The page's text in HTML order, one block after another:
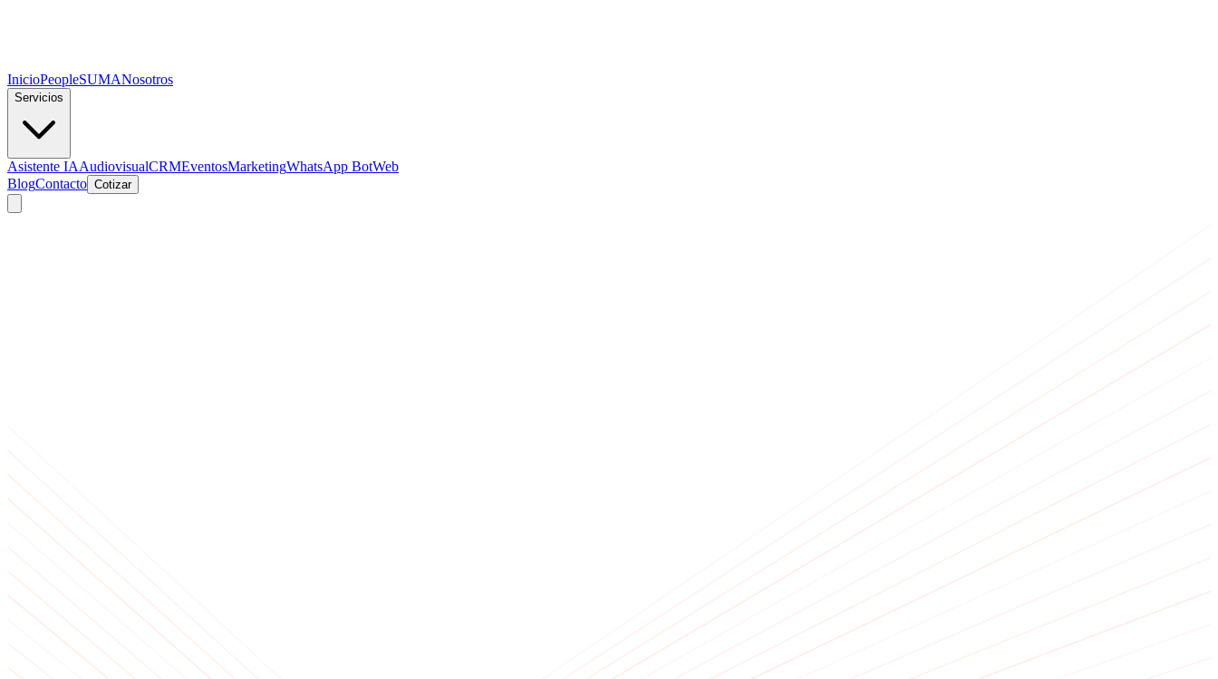
InicioPeopleSUMANosotros
Servicios
Asistente IAAudiovisualCRMEventosMarketingWhatsApp BotWeb
BlogContacto Cotizar